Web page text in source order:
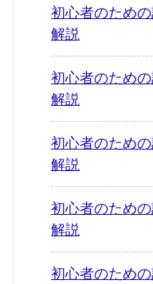
初心者のため
解説
初心者のため
解説
初心者のため
解説
初心者のため
解説
初心者のため